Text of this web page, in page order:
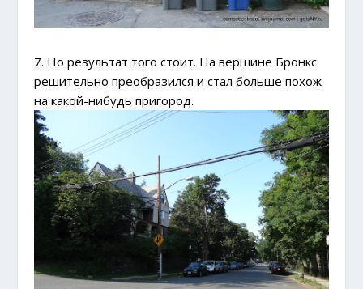
7. Но результат того стоит. На вершине Бронкс
решительно преобразился и стал больше похож
на какой-нибудь пригород.